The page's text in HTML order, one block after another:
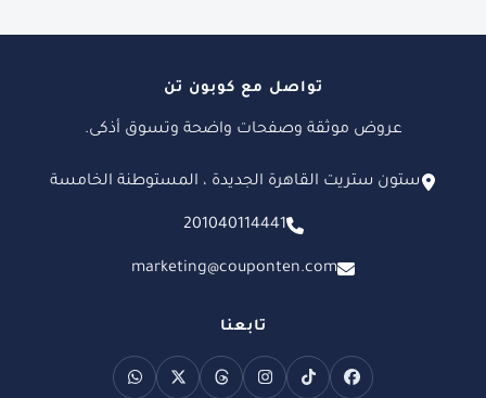
تواصل مع كوبون تن
عروض موثقة وصفحات واضحة وتسوق أذكى.
ستون ستريت القاهرة الجديدة ، المستوطنة الخامسة
201040114441
marketing@couponten.com
تابعنا